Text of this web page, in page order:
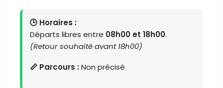
🕒 Horaires :
Départs libres entre 08h00 et 18h00.
(Retour souhaité avant 18h00)
📏 Parcours :Non précisé